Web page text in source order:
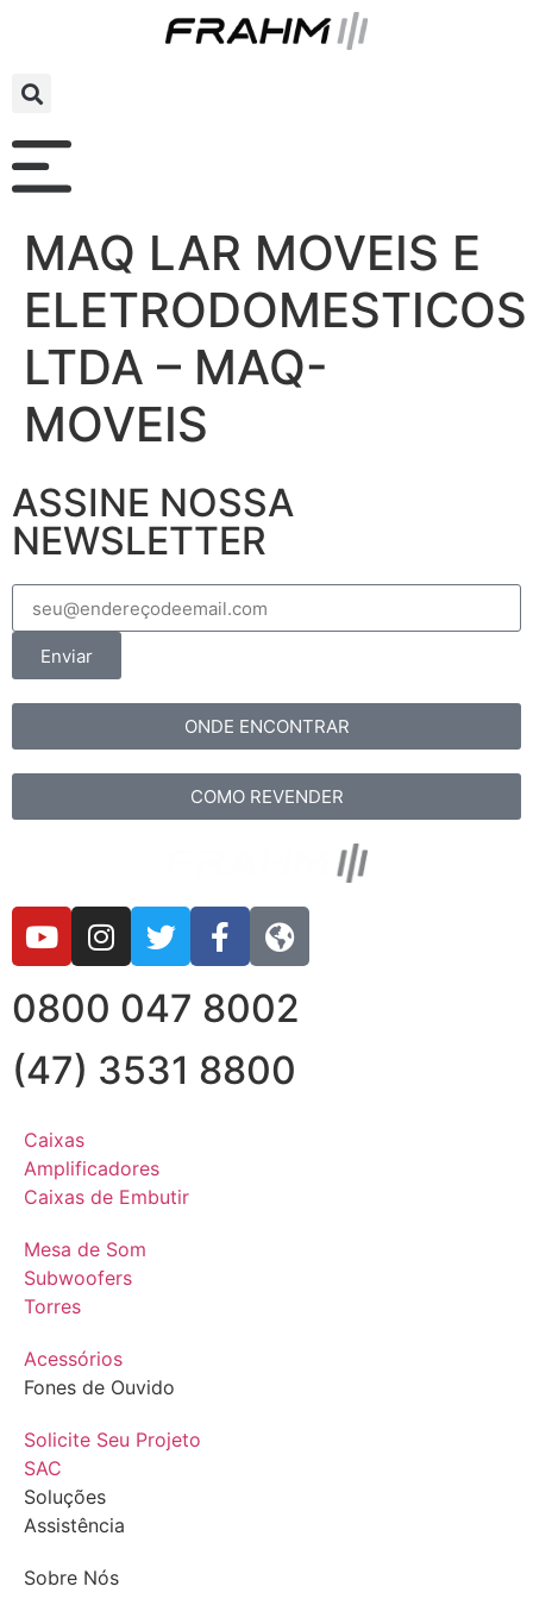
MAQ LAR MOVEIS E
ELETRODOMESTICOS
LTDA – MAQ-
MOVEIS
ASSINE NOSSA
NEWSLETTER
Enviar
ONDE ENCONTRAR
COMO REVENDER
0800 047 8002
(47) 3531 8800
Caixas
Amplificadores
Caixas de Embutir
Mesa de Som
Subwoofers
Torres
Acessórios
Fones de Ouvido
Solicite Seu Projeto
SAC
Soluções
Assistência
Sobre Nós